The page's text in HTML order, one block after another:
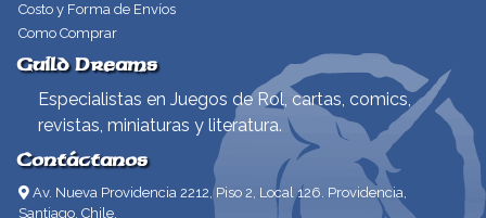
Costo y Forma de Envíos
Como Comprar
Guild Dreams
Especialistas en Juegos de Rol, cartas, comics,
revistas, miniaturas y literatura.
Contáctanos
Av. Nueva Providencia 2212, Piso 2, Local 126. Providencia,
Santiago, Chile.